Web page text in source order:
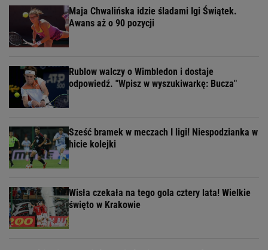
Maja Chwalińska idzie śladami Igi Świątek.
Awans aż o 90 pozycji
Rublow walczy o Wimbledon i dostaje
odpowiedź. "Wpisz w wyszukiwarkę: Bucza"
Sześć bramek w meczach I ligi! Niespodzianka w
hicie kolejki
Wisła czekała na tego gola cztery lata! Wielkie
święto w Krakowie